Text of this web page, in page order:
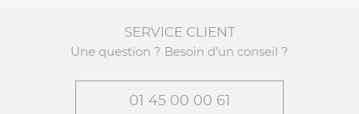
SERVICE CLIENT
Une question ? Besoin d'un conseil ?
01 45 00 00 61